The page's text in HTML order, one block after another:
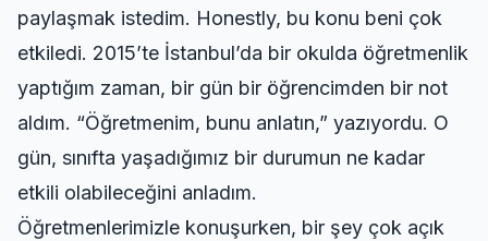
paylaşmak istedim. Honestly, bu konu beni çok
etkiledi. 2015’te İstanbul’da bir okulda öğretmenlik
yaptığım zaman, bir gün bir öğrencimden bir not
aldım. “Öğretmenim, bunu anlatın,” yazıyordu. O
gün, sınıfta yaşadığımız bir durumun ne kadar
etkili olabileceğini anladım.
Öğretmenlerimizle konuşurken, bir şey çok açık